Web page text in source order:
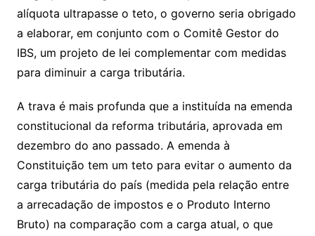
alíquota ultrapasse o teto, o governo seria obrigado
a elaborar, em conjunto com o Comitê Gestor do
IBS, um projeto de lei complementar com medidas
para diminuir a carga tributária.
A trava é mais profunda que a instituída na emenda
constitucional da reforma tributária, aprovada em
dezembro do ano passado. A emenda à
Constituição tem um teto para evitar o aumento da
carga tributária do país (medida pela relação entre
a arrecadação de impostos e o Produto Interno
Bruto) na comparação com a carga atual, o que